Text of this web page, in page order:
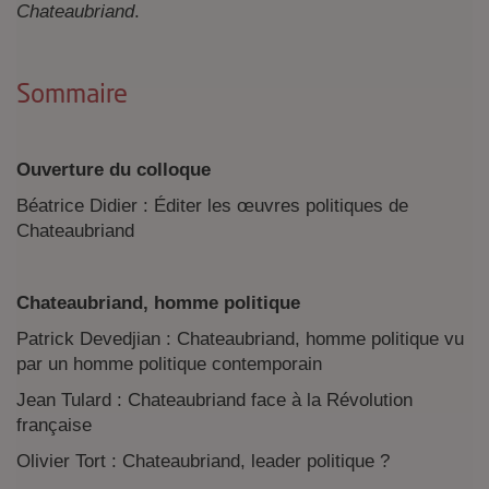
Chateaubriand.
Sommaire
Ouverture du colloque
Béatrice Didier : Éditer les œuvres politiques de
Chateaubriand
Chateaubriand, homme politique
Patrick Devedjian : Chateaubriand, homme politique vu
par un homme politique contemporain
Jean Tulard : Chateaubriand face à la Révolution
française
Olivier Tort : Chateaubriand, leader politique ?